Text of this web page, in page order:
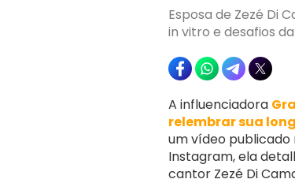
Esposa de Zezé Di
in vitro e desafios
A influenciadora
relembrar sua
um vídeo
Instagram, ela
cantor Zezé Di